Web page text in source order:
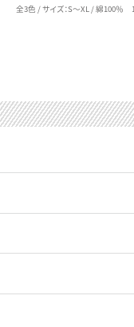
全3色 / サイズ：S～XL / 綿100％